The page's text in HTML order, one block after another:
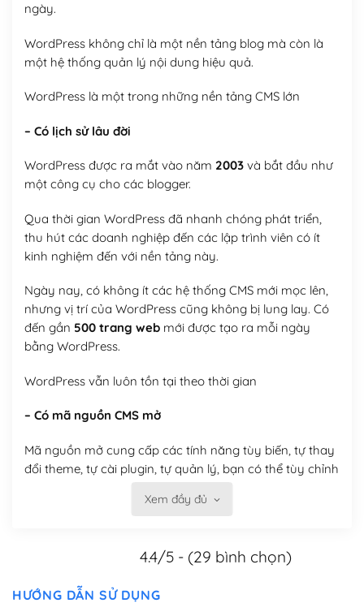
ngày.
WordPress không chỉ là một nền tảng blog mà còn là
một hệ thống quản lý nội dung hiệu quả.
WordPress là một trong những nền tảng CMS lớn
– Có lịch sử lâu đời
WordPress được ra mắt vào năm 2003và bắt đầu như
một công cụ cho các blogger.
Qua thời gian WordPress đã nhanh chóng phát triển,
thu hút các doanh nghiệp đến các lập trình viên có ít
kinh nghiệm đến với nền tảng này.
Ngày nay, có không ít các hệ thống CMS mới mọc lên,
nhưng vị trí của WordPress cũng không bị lung lay. Có
đến gần 500 trang webmới được tạo ra mỗi ngày
bằng WordPress.
WordPress vẫn luôn tồn tại theo thời gian
– Có mã nguồn CMS mở
Mã nguồn mở cung cấp các tính năng tùy biến, tự thay
đổi theme, tự cài plugin, tự quản lý, bạn có thể tùy chỉnh
Có thể tùy biến trên website WordPress
Xem đầy đủ
4.4/5 - (29 bình chọn)
HƯỚNG DẪN SỬ DỤNG